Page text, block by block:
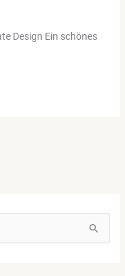
Design Ein schönes